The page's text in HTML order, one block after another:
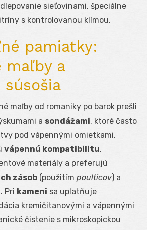
sieťovinami, špeciálne
s kontrolovanou klímou.
pamiatky:
maľby a
súsošia
maľby od romaniky po barok prešli
a sondážami, ktoré často
pod vápennými omietkami.
vápennú kompatibilitu,
materiály a preferujú
zásob (použitím poulticov) a
Pri kameni sa uplatňuje
kremičitanovými a vápennými
čistenie s mikroskopickou